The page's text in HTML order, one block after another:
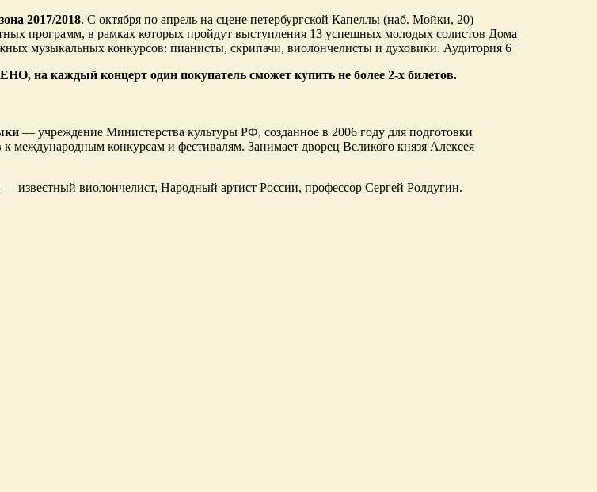
2017/2018. С октября по апрель на сцене петербургской Капеллы (наб. Мойки, 20)
программ, в рамках которых пройдут выступления 13 успешных молодых солистов Дома
музыкальных конкурсов: пианисты, скрипачи, виолончелисты и духовики. Аудитория 6+
на каждый концерт один покупатель сможет купить не более 2-х билетов.
— учреждение Министерства культуры РФ, созданное в 2006 году для подготовки
международным конкурсам и фестивалям. Занимает дворец Великого князя Алексея
— известный виолончелист, Народный артист России, профессор Сергей Ролдугин.